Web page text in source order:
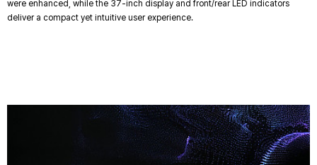
were enhanced, while the 37-inch display and front/rear LED indicators
deliver a compact yet intuitive user experience.